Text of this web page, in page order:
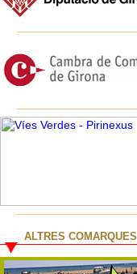
ALTRES COMARQUES